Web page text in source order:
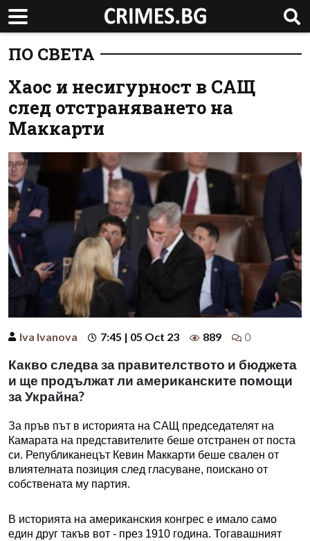
ПО СВЕТА
Хаос и несигурност в САЩ
след отстраняването на
Маккарти
Iva Ivanova 7:45 | 05 Oct 23 889 0
Какво следва за правителството и бюджета
и ще продължат ли американските помощи
за Украйна?
За пръв път в историята на САЩ председателят на
Камарата на представителите беше отстранен от поста
си. Републиканецът Кевин Маккарти беше свален от
влиятелната позиция след гласуване, поискано от
собствената му партия.
В историята на американския конгрес е имало само
един друг такъв вот - през 1910 година. Тогавашният